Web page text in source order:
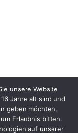
unsere Website
Jahre alt sind und
geben möchten,
Erlaubnis bitten.
auf unserer